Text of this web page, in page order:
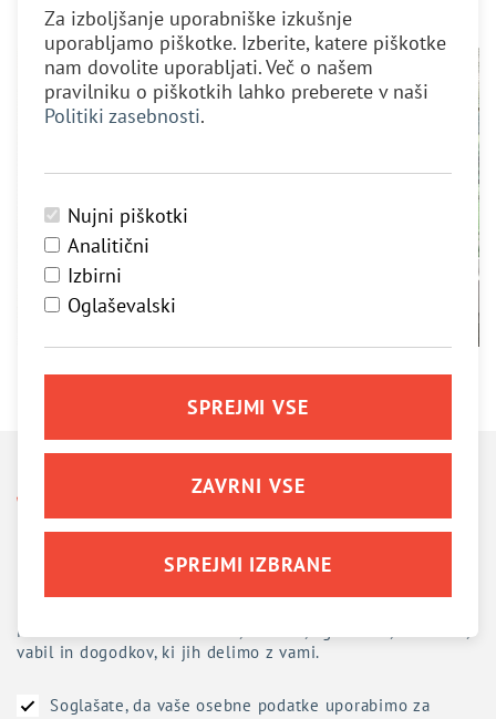
Za izboljšanje uporabniške izkušnje
uporabljamo piškotke. Izberite, katere piškotke
nam dovolite uporabljati. Več o našem
pravilniku o piškotkih lahko preberete v naši
Politiki zasebnosti.
Nujni piškotki
Analitični
Izbirni
Oglaševalski
SPREJMI VSE
ZAVRNI VSE
SPREJMI IZBRANE
Ne zamudite aktualnih novic, novosti, ugodnosti, nasvetov,
vabil in dogodkov, ki jih delimo z vami.
Soglašate, da vaše osebne podatke uporabimo za